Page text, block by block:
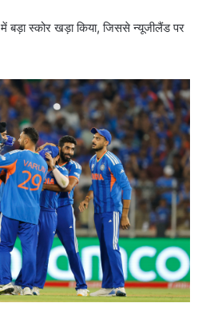
में बड़ा स्कोर खड़ा किया, जिससे न्यूजीलैंड पर